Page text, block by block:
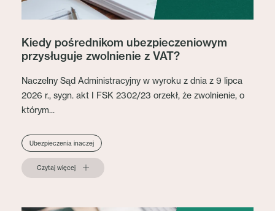
Kiedy pośrednikom ubezpieczeniowym
przysługuje zwolnienie z VAT?
Naczelny Sąd Administracyjny w wyroku z dnia z 9 lipca
2026 r., sygn. akt I FSK 2302/23 orzekł, że zwolnienie, o
którym...
Ubezpieczenia inaczej
Czytaj więcej